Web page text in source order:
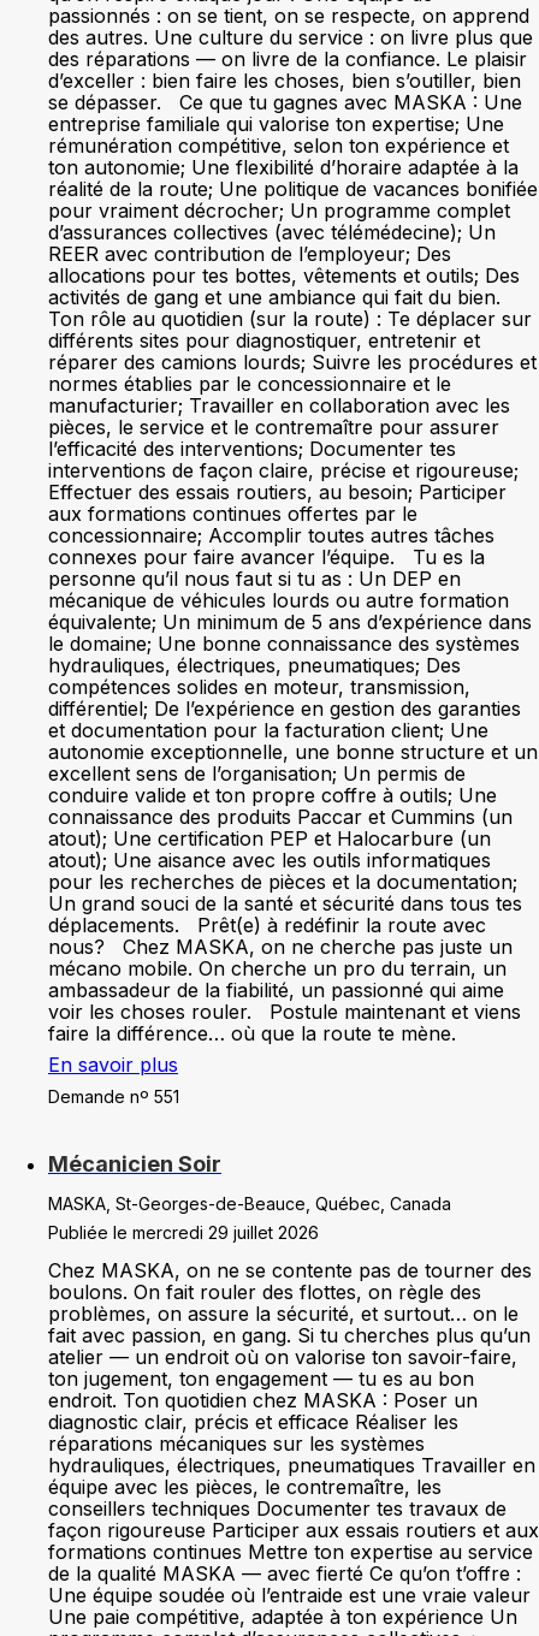
passionnés : on se tient, on se respecte, on apprend
des autres. Une culture du service : on livre plus que
des réparations — on livre de la confiance. Le plaisir
d’exceller : bien faire les choses, bien s’outiller, bien
se dépasser. Ce que tu gagnes avec MASKA : Une
entreprise familiale qui valorise ton expertise; Une
rémunération compétitive, selon ton expérience et
ton autonomie; Une flexibilité d’horaire adaptée à la
réalité de la route; Une politique de vacances bonifiée
pour vraiment décrocher; Un programme complet
d’assurances collectives (avec télémédecine); Un
REER avec contribution de l’employeur; Des
allocations pour tes bottes, vêtements et outils; Des
activités de gang et une ambiance qui fait du bien.
Ton rôle au quotidien (sur la route) : Te déplacer sur
différents sites pour diagnostiquer, entretenir et
réparer des camions lourds; Suivre les procédures et
normes établies par le concessionnaire et le
manufacturier; Travailler en collaboration avec les
pièces, le service et le contremaître pour assurer
l’efficacité des interventions; Documenter tes
interventions de façon claire, précise et rigoureuse;
Effectuer des essais routiers, au besoin; Participer
aux formations continues offertes par le
concessionnaire; Accomplir toutes autres tâches
connexes pour faire avancer l’équipe. Tu es la
personne qu’il nous faut si tu as : Un DEP en
mécanique de véhicules lourds ou autre formation
équivalente; Un minimum de 5 ans d’expérience dans
le domaine; Une bonne connaissance des systèmes
hydrauliques, électriques, pneumatiques; Des
compétences solides en moteur, transmission,
différentiel; De l’expérience en gestion des garanties
et documentation pour la facturation client; Une
autonomie exceptionnelle, une bonne structure et un
excellent sens de l’organisation; Un permis de
conduire valide et ton propre coffre à outils; Une
connaissance des produits Paccar et Cummins (un
atout); Une certification PEP et Halocarbure (un
atout); Une aisance avec les outils informatiques
pour les recherches de pièces et la documentation;
Un grand souci de la santé et sécurité dans tous tes
déplacements. Prêt(e) à redéfinir la route avec
nous? Chez MASKA, on ne cherche pas juste un
mécano mobile. On cherche un pro du terrain, un
ambassadeur de la fiabilité, un passionné qui aime
voir les choses rouler. Postule maintenant et viens
faire la différence… où que la route te mène.
En savoir plus
Demande nº 551
Mécanicien Soir
MASKA, St-Georges-de-Beauce, Québec, Canada
Publiée le mercredi 29 juillet 2026
Chez MASKA, on ne se contente pas de tourner des
boulons. On fait rouler des flottes, on règle des
problèmes, on assure la sécurité, et surtout… on le
fait avec passion, en gang. Si tu cherches plus qu’un
atelier — un endroit où on valorise ton savoir-faire,
ton jugement, ton engagement — tu es au bon
endroit. Ton quotidien chez MASKA : Poser un
diagnostic clair, précis et efficace Réaliser les
réparations mécaniques sur les systèmes
hydrauliques, électriques, pneumatiques Travailler en
équipe avec les pièces, le contremaître, les
conseillers techniques Documenter tes travaux de
façon rigoureuse Participer aux essais routiers et aux
formations continues Mettre ton expertise au service
de la qualité MASKA — avec fierté Ce qu’on t’offre :
Une équipe soudée où l’entraide est une vraie valeur
Une paie compétitive, adaptée à ton expérience Un